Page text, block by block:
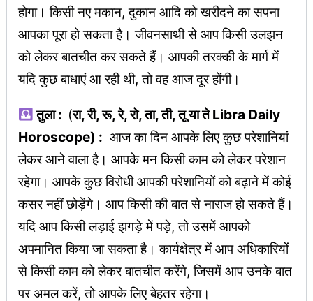
होगा। किसी नए मकान, दुकान आदि को खरीदने का सपना
आपका पूरा हो सकता है। जीवनसाथी से आप किसी उलझन
को लेकर बातचीत कर सकते हैं। आपकी तरक्की के मार्ग में
यदि कुछ बाधाएं आ रही थी, तो वह आज दूर होंगी।
तुला : (रा, री, रू, रे, रो, ता, ती, तू या ते Libra Daily
Horoscope) : आज का दिन आपके लिए कुछ परेशानियां
लेकर आने वाला है। आपके मन किसी काम को लेकर परेशान
रहेगा। आपके कुछ विरोधी आपकी परेशानियों को बढ़ाने में कोई
कसर नहीं छोड़ेंगे। आप किसी की बात से नाराज हो सकते हैं।
यदि आप किसी लड़ाई झगड़े में पड़े, तो उसमें आपको
अपमानित किया जा सकता है। कार्यक्षेत्र में आप अधिकारियों
से किसी काम को लेकर बातचीत करेंगे, जिसमें आप उनके बात
पर अमल करें, तो आपके लिए बेहतर रहेगा।